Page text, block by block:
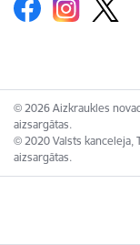
© 2026 Aizkraukles
aizsargātas.
© 2020 Valsts kanceleja,
aizsargātas.